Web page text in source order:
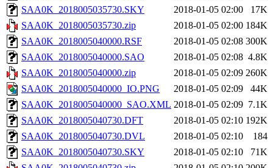
SAA0K_2018005035730.SKY
2018-01-05 02:00
17K
SAA0K_2018005035730.zip
2018-01-05 02:00 184K
SAA0K_2018005040000.RSF
2018-01-05 02:08 300K
SAA0K_2018005040000.SAO
2018-01-05 02:08 4.8K
SAA0K_2018005040000.zip
2018-01-05 02:09 260K
SAA0K_2018005040000_IO.PNG
2018-01-05 02:09
44K
SAA0K_2018005040000_SAO.XML 2018-01-05 02:09 7.1K
SAA0K_2018005040730.DFT
2018-01-05 02:10 192K
SAA0K_2018005040730.DVL
2018-01-05 02:10
184
SAA0K_2018005040730.SKY
2018-01-05 02:10
71K